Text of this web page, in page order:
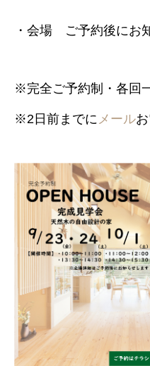
・会場 ご予約後にお
※完全ご予約制・各回
※2日前までにメール